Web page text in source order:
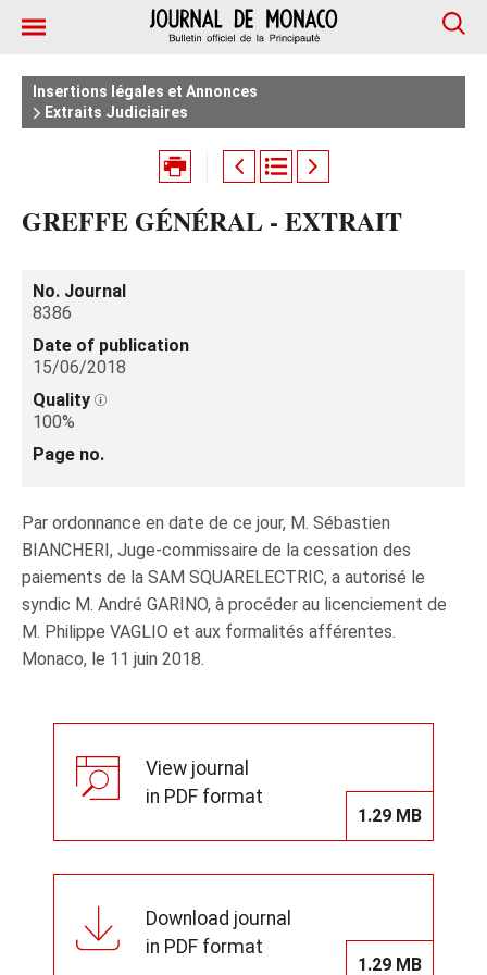
Insertions légales et Annonces
Extraits Judiciaires
GREFFE GÉNÉRAL - EXTRAIT
No. Journal
8386
Date of publication
15/06/2018
Quality
100%
Page no.
Par ordonnance en date de ce jour, M. Sébastien
BIANCHERI, Juge-commissaire de la cessation des
paiements de la SAM SQUARELECTRIC, a autorisé le
syndic M. André GARINO, à procéder au licenciement de
M. Philippe VAGLIO et aux formalités afférentes.
Monaco, le 11 juin 2018.
View journal
in PDF format
1.29 MB
Download journal
in PDF format
1.29 MB